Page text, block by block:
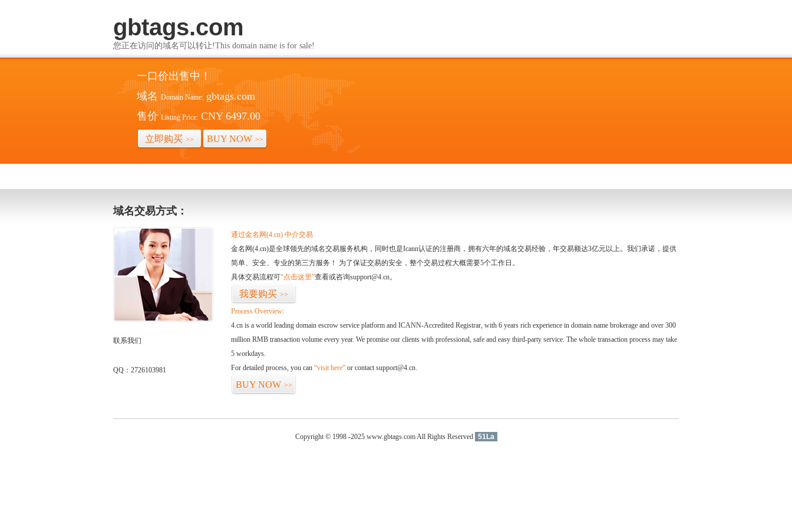
gbtags.com
您正在访问的域名可以转让!This domain name is for sale!
一口价出售中！
域名 Domain Name: gbtags.com
售价 Listing Price: CNY 6497.00
立即购买 >> BUY NOW >>
域名交易方式：
联系我们
QQ：2726103981
通过金名网(4.cn) 中介交易
金名网(4.cn)是全球领先的域名交易服务机构，同时也是Icann认证的注册商，拥有六年的域名交易经验，年交易额达3亿元以上。我们承诺，提供
简单、安全、专业的第三方服务！ 为了保证交易的安全，整个交易过程大概需要5个工作日。
具体交易流程可“点击这里”查看或咨询support@4.cn。
我要购买 >>
Process Overview:
4.cn is a world leading domain escrow service platform and ICANN-Accredited Registrar, with 6 years rich experience in domain name brokerage and over 300
million RMB transaction volume every year. We promise our clients with professional, safe and easy third-party service. The whole transaction process may take
5 workdays.
For detailed process, you can “visit here” or contact support@4.cn.
BUY NOW >>
Copyright © 1998 -2025 www.gbtags.com All Rights Reserved 51La